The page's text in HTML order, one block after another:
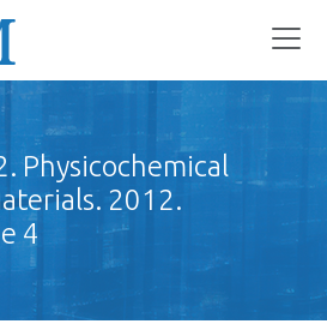
Physicochemical
2012.
4